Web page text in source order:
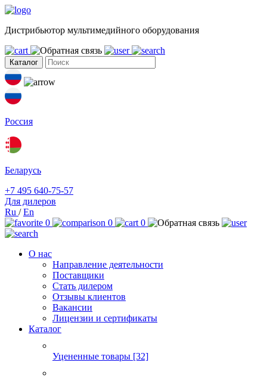
Дистрибьютор мультимедийного оборудования
Каталог
Россия
Беларусь
+7 495 640-75-57
Для дилеров
Ru /En
0
0 0
О нас
Направление деятельности
Поставщики
Стать дилером
Отзывы клиентов
Вакансии
Лицензии и сертификаты
Каталог
Уцененные товары [32]